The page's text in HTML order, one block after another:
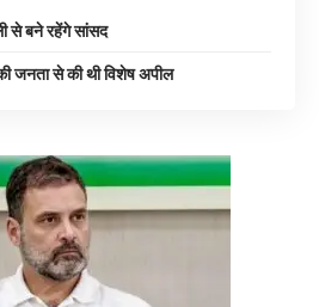
से बने रहेंगे सांसद
की जनता से की थी विशेष अपील